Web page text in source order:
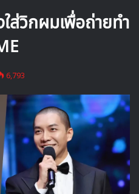
KISS ก็ได้จัดงานโชว์เคส
Fever’ นี้ ที่ New
ลัยคอนกุก กรุงโซล และพวก
ารคัมแบคในรอบ 7 เดือน
ไตเติลอัลบั้มใหม่นี้ ให้ความรู้สึก
วต์เลยค่ะ ในขณะที่กำลังเตรียม
ะคิดถึงตอนเดบิวต์ด้วยค่ะ ฉัน